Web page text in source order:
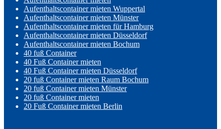
Aufenthaltscontainer mieten Wuppertal
Aufenthaltscontainer mieten Münster
Aufenthaltscontainer mieten für Hamburg
Aufenthaltscontainer mieten Düsseldorf
Aufenthaltscontainer mieten Bochum
40 fuß Container
40 Fuß Container mieten
40 Fuß Container mieten Düsseldorf
20 fuß Container mieten Raum Bochum
20 fuß Container mieten Münster
20 fuß Container mieten
20 Fuß Container mieten Berlin